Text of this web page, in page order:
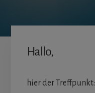
Hallo,
hier der Treffpunkt: